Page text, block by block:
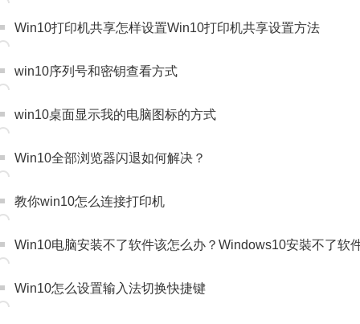
Win10打印机共享怎样设置Win10打印机共享设置方法
win10序列号和密钥查看方式
win10桌面显示我的电脑图标的方式
Win10全部浏览器闪退如何解决？
教你win10怎么连接打印机
Win10电脑安装不了软件该怎么办？Windows10安裝不了软
Win10怎么设置输入法切换快捷键